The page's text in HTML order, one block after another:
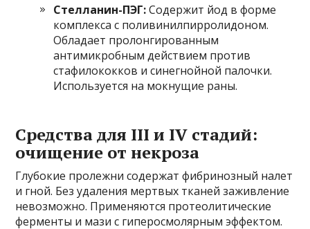
Стелланин-ПЭГ:Содержит йод в форме
комплекса с поливинилпирролидоном.
Обладает пролонгированным
антимикробным действием против
стафилококков и синегнойной палочки.
Используется на мокнущие раны.
Средства для III и IV стадий:
очищение от некроза
Глубокие пролежни содержат фибринозный налет
и гной. Без удаления мертвых тканей заживление
невозможно. Применяются протеолитические
ферменты и мази с гиперосмолярным эффектом.